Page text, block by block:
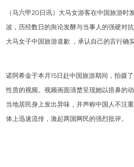
（马六甲20日讯）大马女游客在中国旅游时
波，历经数日的舆论发酵与当事人的强硬
大马女子中国旅游道歉 ，承认自己的言行确
诺阿希金于本月15日赴中国旅游期间，拍摄
性质的视频。视频画面清楚呈现她以捂鼻的
当地居民身上发出异味，并声称中国人不注
体上迅速流传，激起两国网民的强烈批评。